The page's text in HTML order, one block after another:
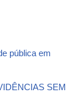
pública em
SEM